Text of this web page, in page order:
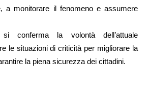
a monitorare il fenomeno e assumere
conferma la volontà dell’attuale
le situazioni di criticità per migliorare la
la piena sicurezza dei cittadini.